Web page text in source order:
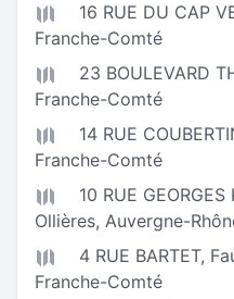
16 RUE DU CAP
Franche-Comté
23 BOULEVARD
Franche-Comté
14 RUE
Franche-Comté
10 RUE GEORGES
Ollières, Auvergne-
4 RUE BARTET,
Franche-Comté